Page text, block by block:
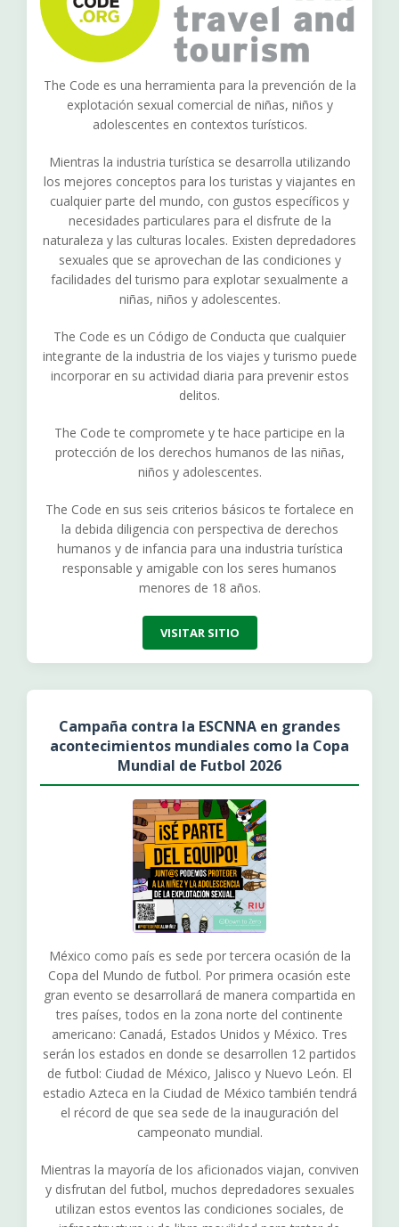
The Code es una herramienta para la prevención de la
explotación sexual comercial de niñas, niños y
adolescentes en contextos turísticos.
Mientras la industria turística se desarrolla utilizando
los mejores conceptos para los turistas y viajantes en
cualquier parte del mundo, con gustos específicos y
necesidades particulares para el disfrute de la
naturaleza y las culturas locales. Existen depredadores
sexuales que se aprovechan de las condiciones y
facilidades del turismo para explotar sexualmente a
niñas, niños y adolescentes.
The Code es un Código de Conducta que cualquier
integrante de la industria de los viajes y turismo puede
incorporar en su actividad diaria para prevenir estos
delitos.
The Code te compromete y te hace participe en la
protección de los derechos humanos de las niñas,
niños y adolescentes.
The Code en sus seis criterios básicos te fortalece en
la debida diligencia con perspectiva de derechos
humanos y de infancia para una industria turística
responsable y amigable con los seres humanos
menores de 18 años.
VISITAR SITIO
Campaña contra la ESCNNA en grandes
acontecimientos mundiales como la Copa
Mundial de Futbol 2026
México como país es sede por tercera ocasión de la
Copa del Mundo de futbol. Por primera ocasión este
gran evento se desarrollará de manera compartida en
tres países, todos en la zona norte del continente
americano: Canadá, Estados Unidos y México. Tres
serán los estados en donde se desarrollen 12 partidos
de futbol: Ciudad de México, Jalisco y Nuevo León. El
estadio Azteca en la Ciudad de México también tendrá
el récord de que sea sede de la inauguración del
campeonato mundial.
Mientras la mayoría de los aficionados viajan, conviven
y disfrutan del futbol, muchos depredadores sexuales
utilizan estos eventos las condiciones sociales, de